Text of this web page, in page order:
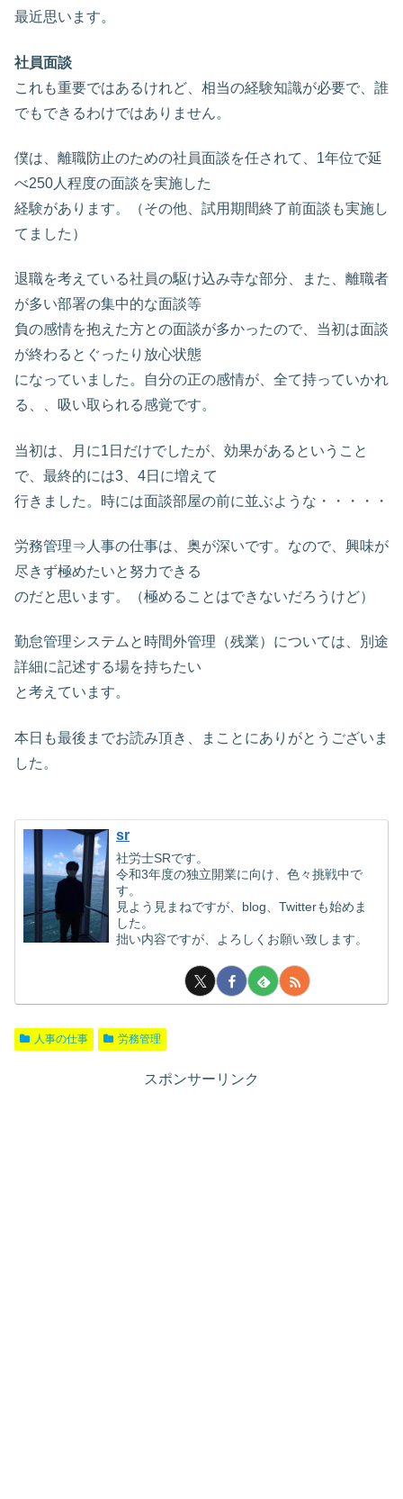
最近思います。
社員面談
これも重要ではあるけれど、相当の経験知識が必要で、誰
でもできるわけではありません。
僕は、離職防止のための社員面談を任されて、1年位で延
べ250人程度の面談を実施した
経験があります。（その他、試用期間終了前面談も実施し
てました）
退職を考えている社員の駆け込み寺な部分、また、離職者
が多い部署の集中的な面談等
負の感情を抱えた方との面談が多かったので、当初は面談
が終わるとぐったり放心状態
になっていました。自分の正の感情が、全て持っていかれ
る、、吸い取られる感覚です。
当初は、月に1日だけでしたが、効果があるということ
で、最終的には3、4日に増えて
行きました。時には面談部屋の前に並ぶような・・・・・
労務管理⇒人事の仕事は、奥が深いです。なので、興味が
尽きず極めたいと努力できる
のだと思います。（極めることはできないだろうけど）
勤怠管理システムと時間外管理（残業）については、別途
詳細に記述する場を持ちたい
と考えています。
本日も最後までお読み頂き、まことにありがとうございま
した。
sr
社労士SRです。
令和3年度の独立開業に向け、色々挑戦中で
す。
見よう見まねですが、blog、Twitterも始めま
した。
拙い内容ですが、よろしくお願い致します。
人事の仕事 労務管理
スポンサーリンク